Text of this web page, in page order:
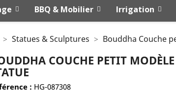
BBQ & Mobilier Irrigation
Statues & Sculptures Bouddha Couche
COUCHE PETIT
: HG-087308